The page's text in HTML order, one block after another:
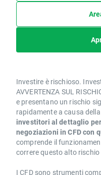
Investire è rischioso.
AVVERTENZA SUL
e presentano un rischio
rapidamente a causa
investitori al dettaglio
negoziazioni in CFD con
comprende il
correre questo alto
I CFD sono strumenti